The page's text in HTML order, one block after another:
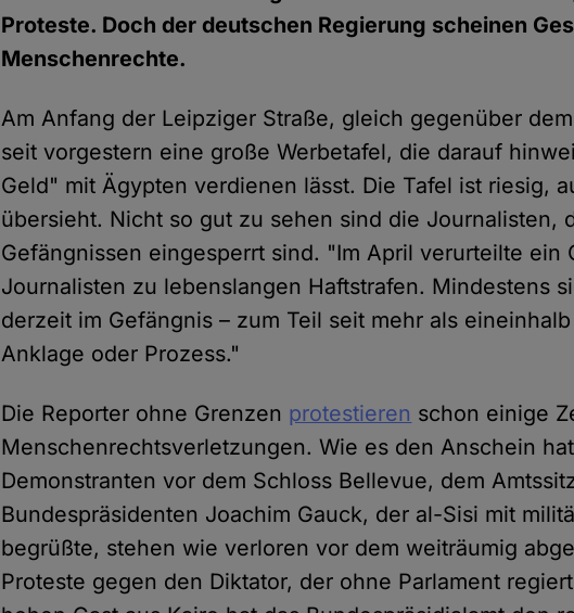
Proteste. Doch der deutschen Regierung scheinen
Menschenrechte.
Am Anfang der Leipziger Straße, gleich gegenüber
seit vorgestern eine große Werbetafel, die darauf
Geld" mit Ägypten verdienen lässt. Die Tafel ist riesig,
übersieht. Nicht so gut zu sehen sind die Journalisten,
Gefängnissen eingesperrt sind. "Im April verurteilte ein
Journalisten zu lebenslangen Haftstrafen. Mindestens
derzeit im Gefängnis – zum Teil seit mehr als
Anklage oder Prozess."
Die Reporter ohne Grenzen protestieren schon einige
Menschenrechtsverletzungen. Wie es den Anschein
Demonstranten vor dem Schloss Bellevue, dem
Bundespräsidenten Joachim Gauck, der al-Sisi mit
begrüßte, stehen wie verloren vor dem weiträumig
Proteste gegen den Diktator, der ohne Parlament